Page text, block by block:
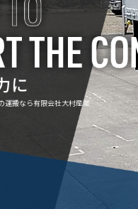
運搬なら有限会社大村産業